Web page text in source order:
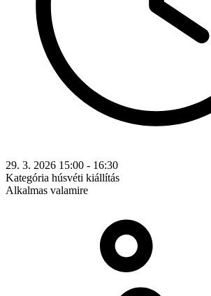
29. 3. 2026 15:00 - 16:30
Kategória húsvéti kiállítás
Alkalmas valamire